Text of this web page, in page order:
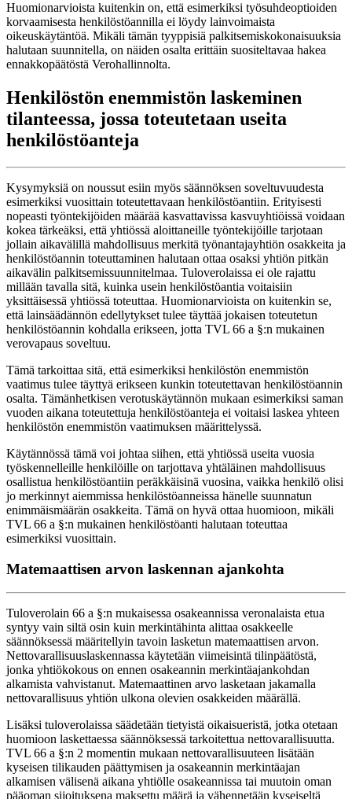
Huomionarvioista kuitenkin on, että esimerkiksi työsuhdeoptioiden
korvaamisesta henkilöstöannilla ei löydy lainvoimaista
oikeuskäytäntöä. Mikäli tämän tyyppisiä palkitsemiskokonaisuuksia
halutaan suunnitella, on näiden osalta erittäin suositeltavaa hakea
ennakkopäätöstä Verohallinnolta.
Henkilöstön enemmistön laskeminen
tilanteessa, jossa toteutetaan useita
henkilöstöanteja
Kysymyksiä on noussut esiin myös säännöksen soveltuvuudesta
esimerkiksi vuosittain toteutettavaan henkilöstöantiin. Erityisesti
nopeasti työntekijöiden määrää kasvattavissa kasvuyhtiöissä voidaan
kokea tärkeäksi, että yhtiössä aloittaneille työntekijöille tarjotaan
jollain aikavälillä mahdollisuus merkitä työnantajayhtiön osakkeita ja
henkilöstöannin toteuttaminen halutaan ottaa osaksi yhtiön pitkän
aikavälin palkitsemissuunnitelmaa. Tuloverolaissa ei ole rajattu
millään tavalla sitä, kuinka usein henkilöstöantia voitaisiin
yksittäisessä yhtiössä toteuttaa. Huomionarvioista on kuitenkin se,
että lainsäädännön edellytykset tulee täyttää jokaisen toteutetun
henkilöstöannin kohdalla erikseen, jotta TVL 66 a §:n mukainen
verovapaus soveltuu.
Tämä tarkoittaa sitä, että esimerkiksi henkilöstön enemmistön
vaatimus tulee täyttyä erikseen kunkin toteutettavan henkilöstöannin
osalta. Tämänhetkisen verotuskäytännön mukaan esimerkiksi saman
vuoden aikana toteutettuja henkilöstöanteja ei voitaisi laskea yhteen
henkilöstön enemmistön vaatimuksen määrittelyssä.
Käytännössä tämä voi johtaa siihen, että yhtiössä useita vuosia
työskennelleille henkilöille on tarjottava yhtäläinen mahdollisuus
osallistua henkilöstöantiin peräkkäisinä vuosina, vaikka henkilö olisi
jo merkinnyt aiemmissa henkilöstöanneissa hänelle suunnatun
enimmäismäärän osakkeita. Tämä on hyvä ottaa huomioon, mikäli
TVL 66 a §:n mukainen henkilöstöanti halutaan toteuttaa
esimerkiksi vuosittain.
Matemaattisen arvon laskennan ajankohta
Tuloverolain 66 a §:n mukaisessa osakeannissa veronalaista etua
syntyy vain siltä osin kuin merkintähinta alittaa osakkeelle
säännöksessä määritellyin tavoin lasketun matemaattisen arvon.
Nettovarallisuuslaskennassa käytetään viimeisintä tilinpäätöstä,
jonka yhtiökokous on ennen osakeannin merkintäajankohdan
alkamista vahvistanut. Matemaattinen arvo lasketaan jakamalla
nettovarallisuus yhtiön ulkona olevien osakkeiden määrällä.
Lisäksi tuloverolaissa säädetään tietyistä oikaisueristä, jotka otetaan
huomioon laskettaessa säännöksessä tarkoitettua nettovarallisuutta.
TVL 66 a §:n 2 momentin mukaan nettovarallisuuteen lisätään
kyseisen tilikauden päättymisen ja osakeannin merkintäajan
alkamisen välisenä aikana yhtiölle osakeannissa tai muutoin oman
pääoman sijoituksena maksettu määrä ja vähennetään kyseiseltä